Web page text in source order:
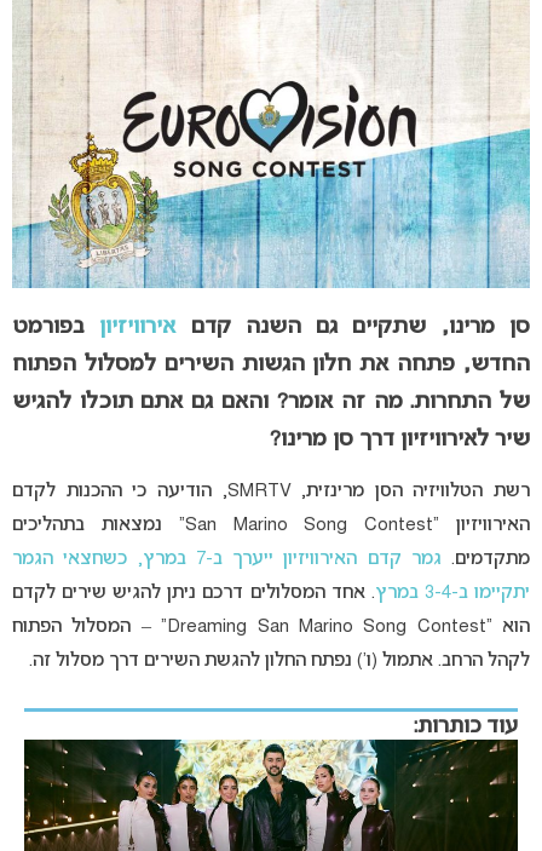
סן מרינו, שתקיים גם השנה קדםאירוויזיון בפורמט
החדש, פתחה את חלון הגשות השירים למסלול הפתוח
של התחרות. מה זה אומר? והאם גם אתם תוכלו להגיש
שיר לאירוויזיון דרך סן מרינו?
רשת הטלוויזיה הסן מרינזית, SMRTV, הודיעה כי ההכנות לקדם
האירוויזיון “San Marino Song Contest” נמצאות בתהליכים
מתקדמים.
גמר קדם האירוויזיון ייערך ב-7 במרץ, כשחצאי הגמר
יתקיימו ב-3-4 במרץ
. אחד המסלולים דרכם ניתן להגיש שירים לקדם
הוא “Dreaming San Marino Song Contest” – המסלול הפתוח
לקהל הרחב. אתמול (ו’) נפתח החלון להגשת השירים דרך מסלול זה.
עוד כותרות: